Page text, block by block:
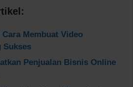
Membuat Video
Sukses
Penjualan Bisnis Online